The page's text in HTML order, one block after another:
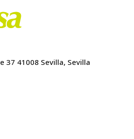
37 41008 Sevilla, Sevilla